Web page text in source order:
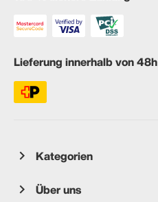
Lieferung innerhalb von 48h
Kategorien
Über uns